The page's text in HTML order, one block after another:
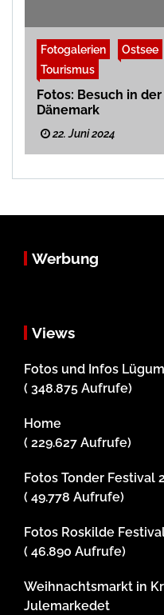
Fotogalerien Ostsee
Tourismus
Fotos: Besuch in
Dänemark
22. Juni 2024
Werbung
Views
Fotos und Infos
( 348.875 Aufrufe)
Home
( 229.627 Aufrufe)
Fotos Tonder Festival
( 49.778 Aufrufe)
Fotos Roskilde
( 46.890 Aufrufe)
Weihnachtsmarkt in
Julemarkedet